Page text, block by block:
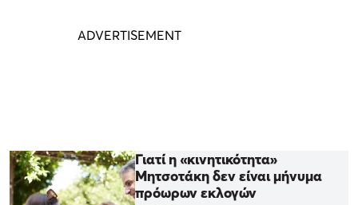
Γιατί η «κινητικότητα»
Μητσοτάκη δεν είναι μήνυμα
πρόωρων εκλογών